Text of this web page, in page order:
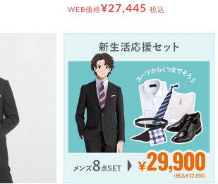
WEB価格¥27,445 税込